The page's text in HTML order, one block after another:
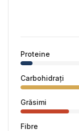
Proteine
Carbohidrați
Grăsimi
Fibre